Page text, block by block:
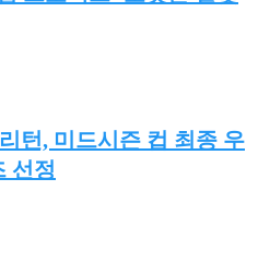
턴, 미드시즌 컵 최종 우
선정